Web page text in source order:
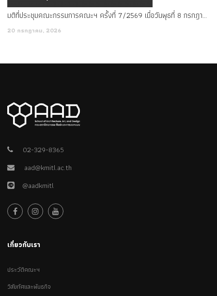
มติที่ประชุมคณะกรรมการคณะฯ ครั้งที่ 7/2569 เมื่อวันพุธที่ 8 กรกฎาคม พ.ศ. 2569
20 กรกฎาคม, 2026
02-329-8365
aad@kmitl.ac.th
@aadkmitl
เกี่ยวกับเรา
ประวัติคณะฯ
วิสัยทัศและพันธกิจ